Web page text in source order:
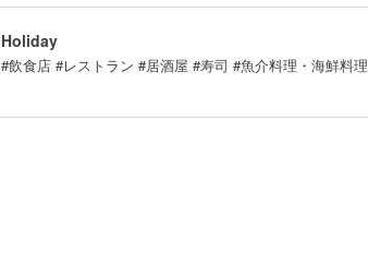
Holiday
#飲食店 #レストラン #居酒屋 #寿司 #魚介料理・海鮮料理